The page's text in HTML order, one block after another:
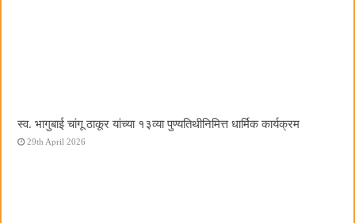
स्व. भागुबाई चांगू ठाकूर यांच्या १३व्या पुण्यतिथीनिमित्त धार्मिक कार्यक्रम
29th April 2026